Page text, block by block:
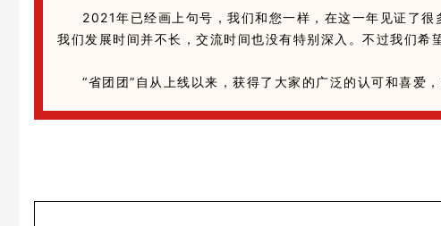
2021年已经画上句号，我们和您一样，在这一年见证了
我们发展时间并不长，交流时间也没有特别深入。不过我们希
“省团团”自从上线以来，获得了大家的广泛的认可和喜爱